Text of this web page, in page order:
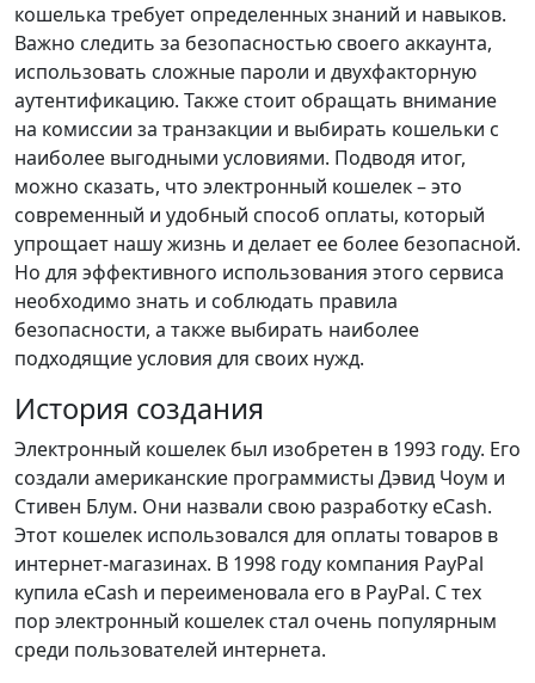
кошелька требует определенных знаний и навыков.
Важно следить за безопасностью своего аккаунта,
использовать сложные пароли и двухфакторную
аутентификацию. Также стоит обращать внимание
на комиссии за транзакции и выбирать кошельки с
наиболее выгодными условиями. Подводя итог,
можно сказать, что электронный кошелек – это
современный и удобный способ оплаты, который
упрощает нашу жизнь и делает ее более безопасной.
Но для эффективного использования этого сервиса
необходимо знать и соблюдать правила
безопасности, а также выбирать наиболее
подходящие условия для своих нужд.
История создания
Электронный кошелек был изобретен в 1993 году. Его
создали американские программисты Дэвид Чоум и
Стивен Блум. Они назвали свою разработку eCash.
Этот кошелек использовался для оплаты товаров в
интернет-магазинах. В 1998 году компания PayPal
купила eCash и переименовала его в PayPal. С тех
пор электронный кошелек стал очень популярным
среди пользователей интернета.